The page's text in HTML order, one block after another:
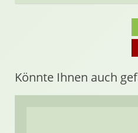
Könnte Ihnen auch